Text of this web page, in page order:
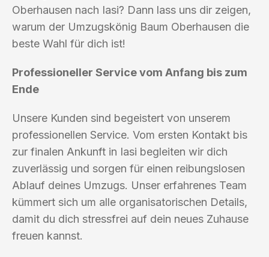
Oberhausen nach Iasi? Dann lass uns dir zeigen,
warum der Umzugskönig Baum Oberhausen die
beste Wahl für dich ist!
Professioneller Service vom Anfang bis zum
Ende
Unsere Kunden sind begeistert von unserem
professionellen Service. Vom ersten Kontakt bis
zur finalen Ankunft in Iasi begleiten wir dich
zuverlässig und sorgen für einen reibungslosen
Ablauf deines Umzugs. Unser erfahrenes Team
kümmert sich um alle organisatorischen Details,
damit du dich stressfrei auf dein neues Zuhause
freuen kannst.